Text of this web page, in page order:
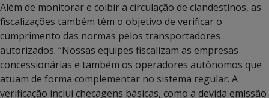
Além de monitorar e coibir a circulação de clandestinos, as
fiscalizações também têm o objetivo de verificar o
cumprimento das normas pelos transportadores
autorizados. “Nossas equipes fiscalizam as empresas
concessionárias e também os operadores autônomos que
atuam de forma complementar no sistema regular. A
verificação inclui checagens básicas, como a devida emissão